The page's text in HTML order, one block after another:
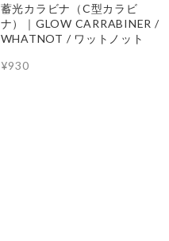
蓄光カラビナ（C型カラビ
ナ）｜GLOW CARRABINER /
WHATNOT / ワットノット
¥930